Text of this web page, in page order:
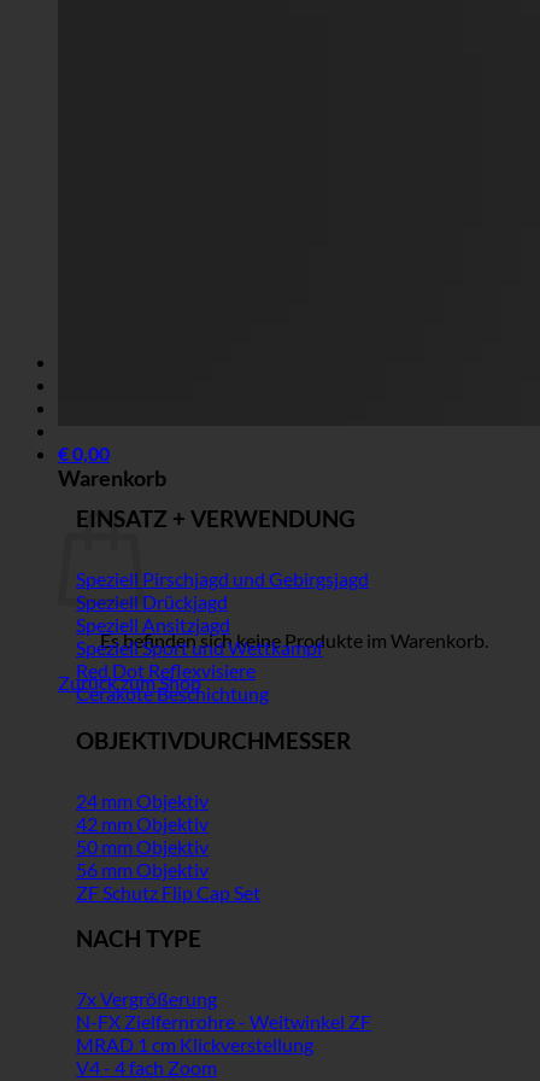
€0,00
Warenkorb
Es befinden sich keine Produkte im Warenkorb.
Zurück zum Shop
EINSATZ + VERWENDUNG
Speziell Pirschjagd und Gebirgsjagd
Speziell Drückjagd
Speziell Ansitzjagd
Speziell Sport und Wettkampf
Red Dot Reflexvisiere
Cerakote Beschichtung
OBJEKTIVDURCHMESSER
24 mm Objektiv
42 mm Objektiv
50 mm Objektiv
56 mm Objektiv
ZF Schutz Flip Cap Set
NACH TYPE
7x Vergrößerung
N-FX Zielfernrohre - Weitwinkel ZF
MRAD 1 cm Klickverstellung
V4 - 4 fach Zoom